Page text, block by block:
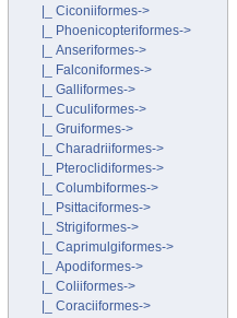
|_ Ciconiiformes->
|_ Phoenicopteriformes->
|_ Anseriformes->
|_ Falconiformes->
|_ Galliformes->
|_ Cuculiformes->
|_ Gruiformes->
|_ Charadriiformes->
|_ Pteroclidiformes->
|_ Columbiformes->
|_ Psittaciformes->
|_ Strigiformes->
|_ Caprimulgiformes->
|_ Apodiformes->
|_ Coliiformes->
|_ Coraciiformes->